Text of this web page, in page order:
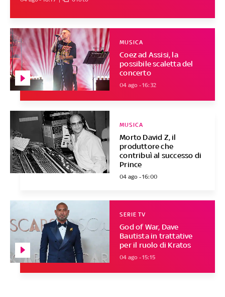
Coez ad Assisi, la
possibile scaletta del
concerto
MUSICA
04 ago - 16:32
Morto David Z, il
produttore che
contribuì al successo di
Prince
MUSICA
04 ago - 16:00
God of War, Dave
Bautista in trattative
per il ruolo di Kratos
SERIE TV
04 ago - 15:15